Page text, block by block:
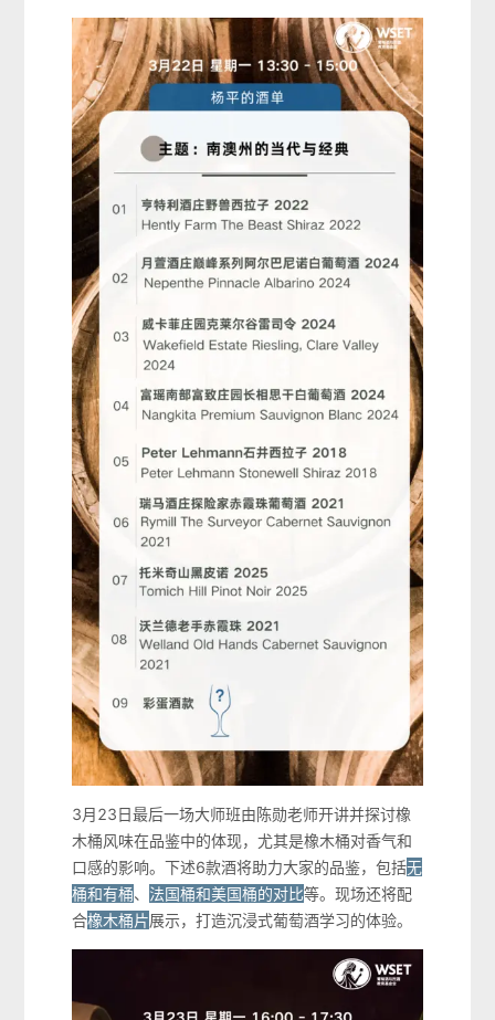
3月23日最后一场大师班由陈勋老师开讲并探讨橡
木桶风味在品鉴中的体现，尤其是橡木桶对香气和
口感的影响。下述6款酒将助力大家的品鉴，包括无
桶和有桶、 法国桶和美国桶的对比等。现场还将配
合橡木桶片展示，打造沉浸式葡萄酒学习的体验。